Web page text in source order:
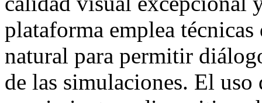
plataforma emplea
natural para permitir
de las simulaciones. El uso